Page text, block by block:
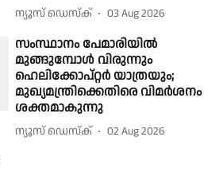
ന്യൂസ് ഡെസ്ക് 03 Aug 2026
സംസ്ഥാനം പേമാരിയിൽ
മുങ്ങുമ്പോൾ വിരുന്നും
ഹെലിക്കോപ്റ്റർ യാത്രയും;
മുഖ്യമന്ത്രിക്കെതിരെ വിമർശനം
ശക്തമാകുന്നു
ന്യൂസ് ഡെസ്ക് 02 Aug 2026